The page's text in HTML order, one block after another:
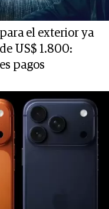
el exterior ya
US$ 1.800:
pagos